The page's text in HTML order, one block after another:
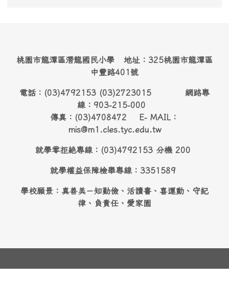
桃園市龍潭區潛龍國民小學 地址：325桃園市龍潭區
中豐路401號
電話：(03)4792153 (03)2723015 網路專
線：903-215-000
傳真：(03)4708472 E- MAIL：
mis@m1.cles.tyc.edu.tw
就學零拒絶專線：(03)4792153 分機 200
就學權益保障檢舉專線：3351589
學校願景：真善美－知勤儉、活讀書、喜運動、守紀
律、負責任、愛家園